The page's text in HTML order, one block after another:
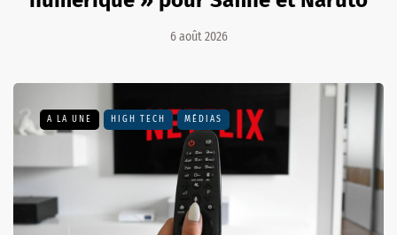
6 août 2026
A LA UNE HIGH TECH MÉDIAS